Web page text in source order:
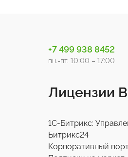
+7 499 938 8452
пн.-пт. 10:00 – 17:00
Лицензии
1С-Битрикс:
Битрикс24
Корпоративный